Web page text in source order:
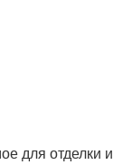
для отделки и